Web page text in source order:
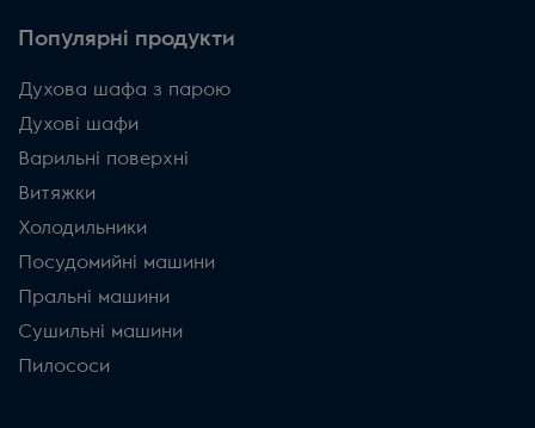
Популярні продукти
Духова шафа з парою
Духові шафи
Варильні поверхні
Витяжки
Холодильники
Посудомийні машини
Пральні машини
Сушильні машини
Пилососи